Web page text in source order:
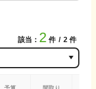
該当： 2 件 2 件